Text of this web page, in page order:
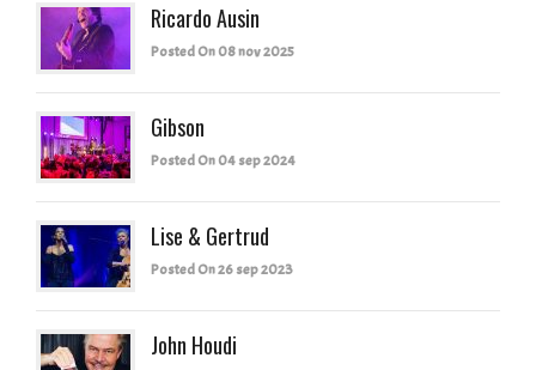
Ricardo Ausin
Posted On 08 nov 2025
Gibson
Posted On 04 sep 2024
Lise & Gertrud
Posted On 26 sep 2023
John Houdi